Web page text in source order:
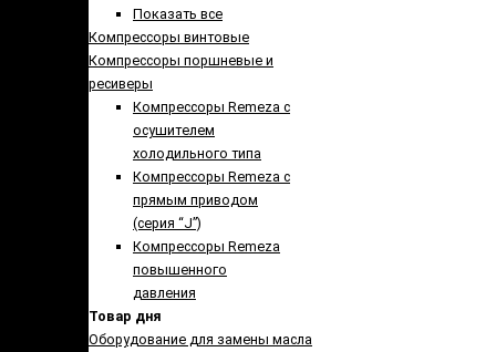
Показать все
Компрессоры винтовые
Компрессоры поршневые и
ресиверы
Компрессоры Remeza с
осушителем
холодильного типа
Компрессоры Remeza с
прямым приводом
(серия “J”)
Компрессоры Remeza
повышенного
давления
Товар дня
Оборудование для замены масла